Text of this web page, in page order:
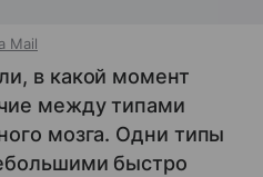
Mail
в какой момент
между типами
мозга. Одни типы
быстро